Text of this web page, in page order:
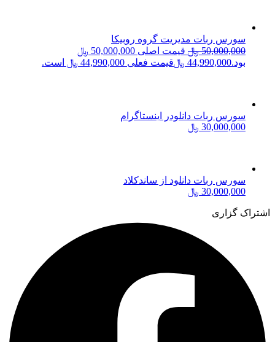
سورس ربات مدیریت گروه روبیکا
50,000,000 ﷼
قیمت اصلی 50,000,000 ﷼
بود.44,990,000 ﷼قیمت فعلی 44,990,000 ﷼ است.
سورس ربات دانلودر اینستاگرام
30,000,000 ﷼
سورس ربات دانلود از ساندکلاد
30,000,000 ﷼
اشتراک گزاری